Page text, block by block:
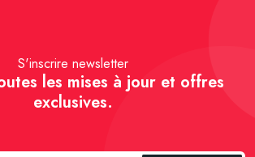
S'inscrire newsletter
les mises à jour et offres
exclusives.